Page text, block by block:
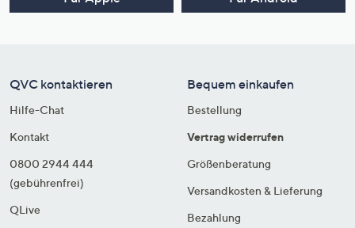
QVC kontaktieren
Hilfe-Chat
Kontakt
0800 2944 444
(gebührenfrei)
QLive
Bequem einkaufen
Bestellung
Vertrag widerrufen
Größenberatung
Versandkosten & Lieferung
Bezahlung